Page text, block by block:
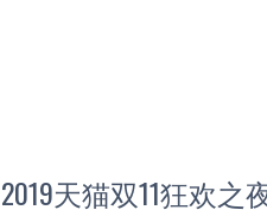
2019天猫双11狂欢之